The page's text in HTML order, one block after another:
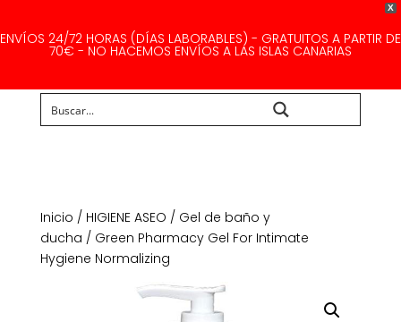
X
ENVÍOS 24/72 HORAS (DÍAS LABORABLES) - GRATUITOS A PARTIR DE
70€ - NO HACEMOS ENVÍOS A LAS ISLAS CANARIAS
Inicio / HIGIENE ASEO / Gel de baño y
ducha / Green Pharmacy Gel For Intimate
Hygiene Normalizing